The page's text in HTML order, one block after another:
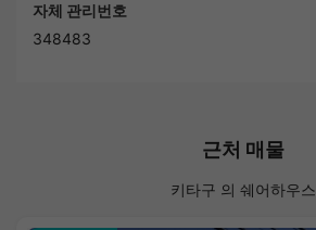
자체 관리번호
348483
근처 매물
키타구 의 쉐어하우스